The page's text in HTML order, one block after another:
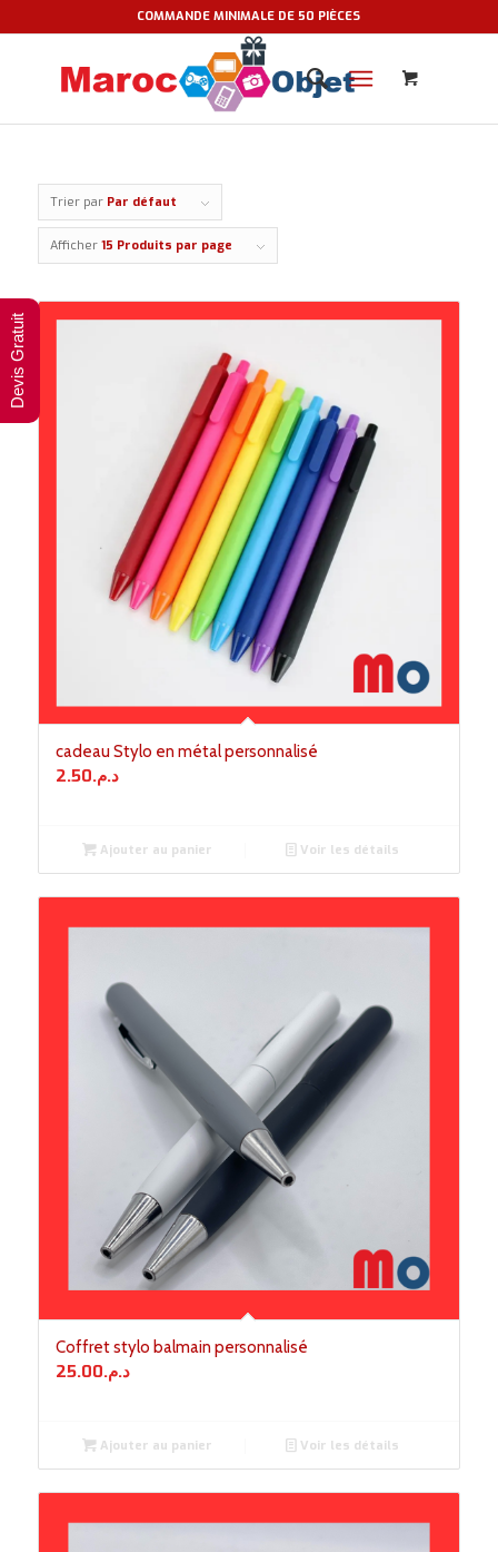
COMMANDE MINIMALE DE 50 PIÈCES
Trier par Par défaut
Afficher 15 Produits par page
cadeau Stylo en métal personnalisé
د.م.2.50
Ajouter au panier Voir les détails
Coffret stylo balmain personnalisé
د.م.25.00
Ajouter au panier Voir les détails
Devis Gratuit